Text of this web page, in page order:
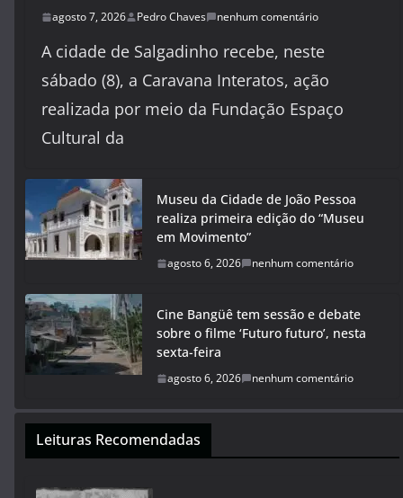
agosto 7, 2026 Pedro Chaves nenhum comentário
A cidade de Salgadinho recebe, neste
sábado (8), a Caravana Interatos, ação
realizada por meio da Fundação Espaço
Cultural da
Museu da Cidade de João Pessoa
realiza primeira edição do “Museu
em Movimento”
agosto 6, 2026 nenhum comentário
Cine Bangüê tem sessão e debate
sobre o filme ‘Futuro futuro’, nesta
sexta-feira
agosto 6, 2026 nenhum comentário
Leituras Recomendadas